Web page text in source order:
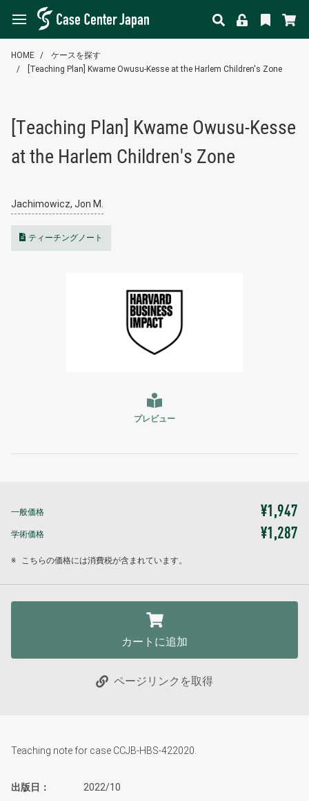
HOME
ケースを探す
[Teaching Plan] Kwame Owusu-Kesse at the Harlem Children's Zone
[Teaching Plan] Kwame Owusu-Kesse
at the Harlem Children's Zone
Jachimowicz, Jon M.
ティーチングノート
プレビュー
一般価格 ¥1,947
学術価格 ¥1,287
※ こちらの価格には消費税が含まれています。
カートに追加
ページリンクを取得
Teaching note for case CCJB-HBS-422020.
出版日
2022/10